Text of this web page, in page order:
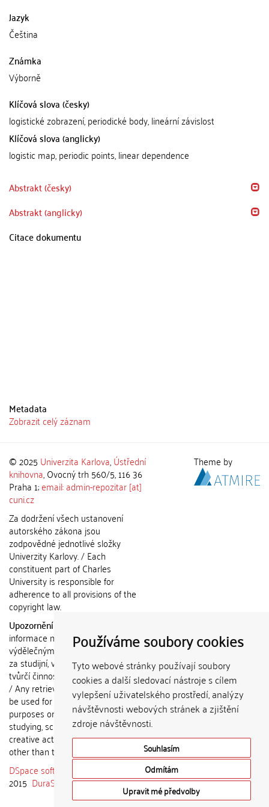
Používáme soubory cookies
Tyto webové stránky používají soubory
cookies a další sledovací nástroje s cílem
vylepšení uživatelského prostředí, analýzy
návštěvnosti webových stránek a zjištění
zdroje návštěvnosti.
Souhlasím
Odmítám
Upravit mé předvolby
Jazyk
Čeština
Známka
Výborně
Klíčová slova (česky)
logistické zobrazení, periodické body, lineární závislost
Klíčová slova (anglicky)
logistic map, periodic points, linear dependence
Abstrakt (česky)
Abstrakt (anglicky)
Citace dokumentu
Metadata
Zobrazit celý záznam
© 2025 Univerzita Karlova,Ústřední
knihovna, Ovocný trh 560/5, 116 36
Praha 1;email: admin-repozitar [at]
cuni.cz
Za dodržení všech ustanovení
autorského zákona jsou
zodpovědné jednotlivé složky
Univerzity Karlovy. / Each
constituent part of Charles
University is responsible for
adherence to all provisions of the
copyright law.
Upozornění / Notice:
informace nemohou být použity k
výdělečným účelům nebo vydávány
za studijní, vědeckou nebo jinou
tvůrčí činnost jiné osoby než autora.
/ Any retrieved information shall not
be used for any commercial
purposes or claimed as results of
studying, scientific or any other
creative activities of any person
other than the author.
DSpace software
copyright © 2002-
2015 DuraSpace
Theme by